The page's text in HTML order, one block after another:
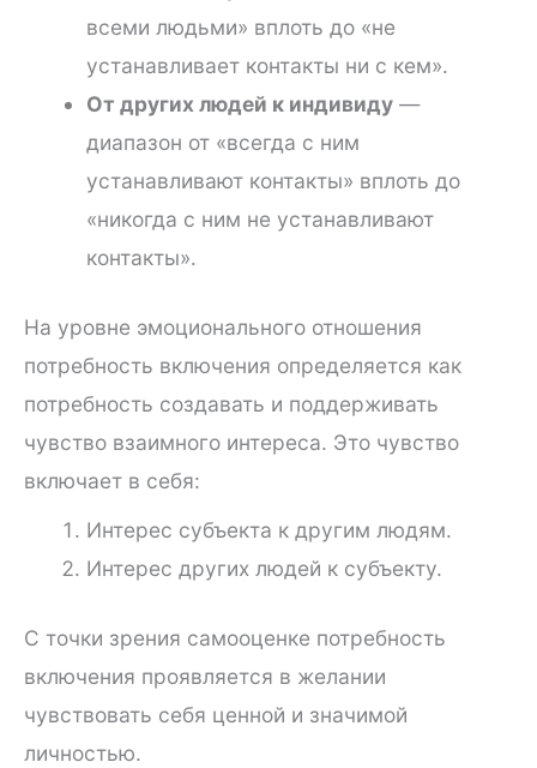
всеми людьми» вплоть до «не
устанавливает контакты ни с кем».
От других людей к индивиду—
диапазон от «всегда с ним
устанавливают контакты» вплоть до
«никогда с ним не устанавливают
контакты».
На уровне эмоционального отношения
потребность включения определяется как
потребность создавать и поддерживать
чувство взаимного интереса. Это чувство
включает в себя:
Интерес субъекта к другим людям.
Интерес других людей к субъекту.
С точки зрения самооценке потребность
включения проявляется в желании
чувствовать себя ценной и значимой
личностью.